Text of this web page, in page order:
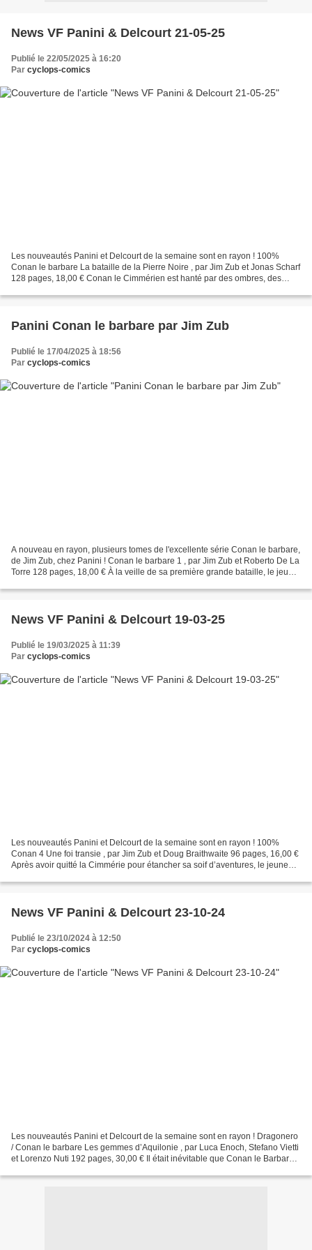
News VF Panini & Delcourt 21-05-25
Publié le 22/05/2025 à 16:20
Par cyclops-comics
Les nouveautés Panini et Delcourt de la semaine sont en rayon ! 100%
Conan le barbare La bataille de la Pierre Noire , par Jim Zub et Jonas Scharf
128 pages, 18,00 € Conan le Cimmérien est hanté par des ombres, des
Panini Conan le barbare par Jim Zub
Publié le 17/04/2025 à 18:56
Par cyclops-comics
A nouveau en rayon, plusieurs tomes de l'excellente série Conan le barbare,
de Jim Zub, chez Panini ! Conan le barbare 1 , par Jim Zub et Roberto De La
Torre 128 pages, 18,00 € À la veille de sa première grande bataille, le jeune
News VF Panini & Delcourt 19-03-25
Publié le 19/03/2025 à 11:39
Par cyclops-comics
Les nouveautés Panini et Delcourt de la semaine sont en rayon ! 100%
Conan 4 Une foi transie , par Jim Zub et Doug Braithwaite 96 pages, 16,00 €
Après avoir quitté la Cimmérie pour étancher sa soif d’aventures, le jeune
News VF Panini & Delcourt 23-10-24
Publié le 23/10/2024 à 12:50
Par cyclops-comics
Les nouveautés Panini et Delcourt de la semaine sont en rayon ! Dragonero
/ Conan le barbare Les gemmes d’Aquilonie , par Luca Enoch, Stefano Vietti
et Lorenzo Nuti 192 pages, 30,00 € Il était inévitable que Conan le Barbare